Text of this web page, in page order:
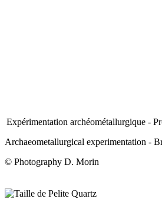
Expérimentation archéométallurgique -
Archaeometallurgical experimentation -
© Photography D. Morin